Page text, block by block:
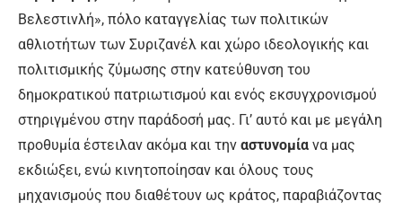
Βελεστινλή», πόλο καταγγελίας των πολιτικών
αθλιοτήτων των Συριζανέλ και χώρο ιδεολογικής και
πολιτισμικής ζύμωσης στην κατεύθυνση του
δημοκρατικού πατριωτισμού και ενός εκσυγχρονισμού
στηριγμένου στην παράδοσή μας. Γι’ αυτό και με μεγάλη
προθυμία έστειλαν ακόμα και την αστυνομία να μας
εκδιώξει, ενώ κινητοποίησαν και όλους τους
μηχανισμούς που διαθέτουν ως κράτος, παραβιάζοντας